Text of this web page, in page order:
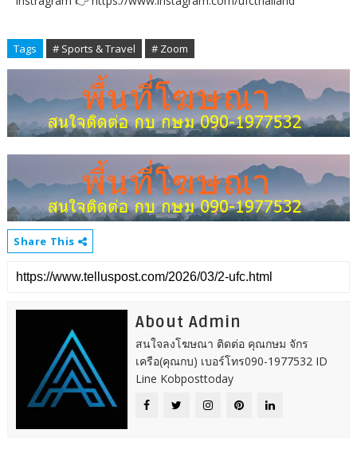
Tags # Sports & Travel # Zoom
Share This
About Admin
สนใจลงโฆษณา ติดต่อ คุณกษม จักร
เครือ(คุณกบ) เบอร์โทร090-1977532 ID
Line Kobposttoday